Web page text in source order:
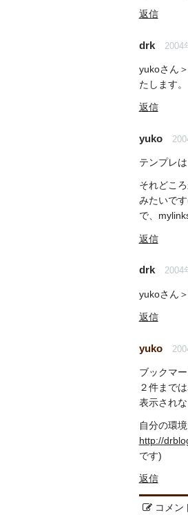
返信
drk 2004
yukoさん
たします。
返信
yuko
テンプレ
それどこ
みたいで
で、
返信
drk 2004
yukoさん
返信
yuko
ブックマ
２件まで
表示されな
自分の環
http://
です)
返信
コメン